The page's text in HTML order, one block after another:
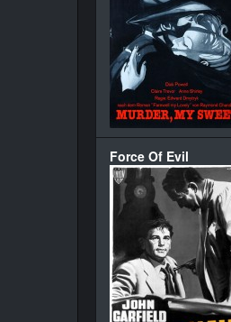
Force Of Evil